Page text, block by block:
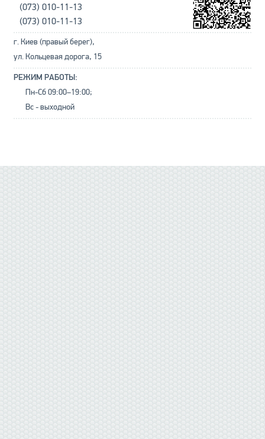
(073) 010-11-13
(073) 010-11-13
г. Киев (правый берег),
ул. Кольцевая дорога, 15
РЕЖИМ РАБОТЫ:
Пн-Сб 09:00–19:00;
Вс - выходной